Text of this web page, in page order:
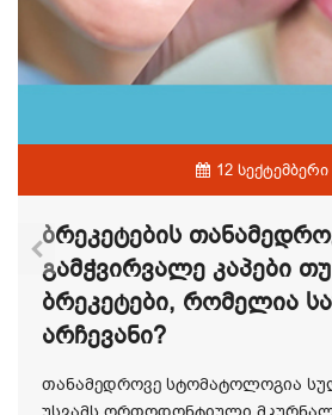
12 სექტემბერი
Ბრეკეტების
Გამჭვირვალე Კაპები
Ბრეკეტები, Რომელია
Არჩევანი?
თანამედროვე სტომატოლოგია